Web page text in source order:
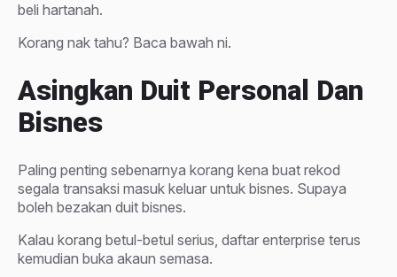
beli hartanah.
Korang nak tahu? Baca bawah ni.
Asingkan Duit Personal Dan
Bisnes
Paling penting sebenarnya korang kena buat rekod
segala transaksi masuk keluar untuk bisnes. Supaya
boleh bezakan duit bisnes.
Kalau korang betul-betul serius, daftar enterprise terus
kemudian buka akaun semasa.